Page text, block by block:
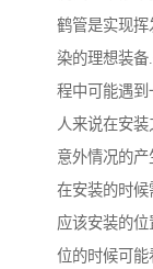
鹤管是实现
染的理想装
程中可能遇
人来说在安
意外情况的产
在安装的时
应该安装的
位的时候可